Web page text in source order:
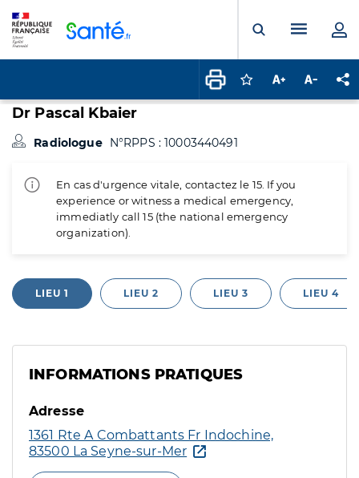
Ouvrir laMenu
Connectez-vous
Augmenter la
Dr Pascal Kbaier
Radiologue N°RPPS : 10003440491
En cas d'urgence vitale, contactez le 15. If you
experience or witness a medical emergency,
immediatly call 15 (the national emergency
organization).
LIEU 1 LIEU 2 LIEU 3 LIEU 4
INFORMATIONS PRATIQUES
Adresse
1361 Rte A Combattants Fr Indochine,
83500 La Seyne-sur-Mer